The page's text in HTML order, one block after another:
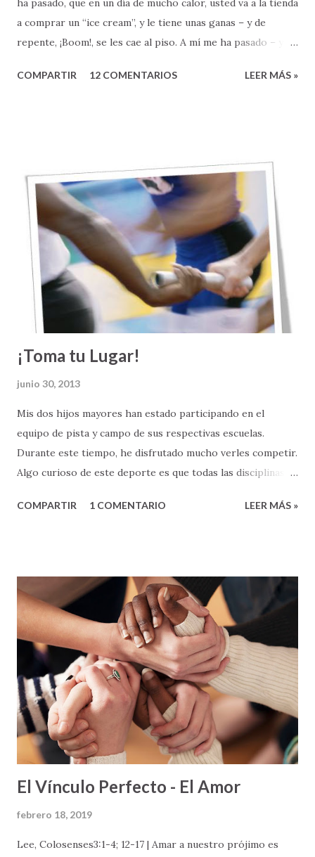
a comprar un “ice cream”, y le tiene unas ganas – y de
repente, ¡Boom!, se les cae al piso. A mí me ha pasado – y
todo en la vida nos saliera bien, ¿verdad? Si nunca
días, como pastor, soy testigo de muchas cosas que no
salen bien. Matrimonios destruidos. Familias fragmentadas.
Sueños que se vienen abajo. Amistades que defraudan.
Personas que se quedan sin empleo. Crisis financieras.
Diagnósticos de enfermedades catastróficas. En la sociedad,
las cosas tampoco andan bien: hay violencia, guerras,
corrupción, injusticas, desigualdad y discriminación.
COMPARTIR 12 COMENTARIOS LEER MÁS »
¡Toma tu Lugar!
junio 30, 2013
Mis dos hijos mayores han estado participando en el
equipo de pista y campo de sus respectivas escuelas.
Durante este tiempo, he disfrutado mucho verles competir.
Algo curioso de este deporte es que todas las disciplinas
exclusivamente de las habilidades y el desempeño de los
buenos sean los corredores, si al trabajar juntos como
equipo, no lo pueden hacer bien – lo más seguro pierden.
Un momento crucial en las carreras de relevo es cuando los
corredores se pasan el batón de uno al otro para continuar
avanzando en la carrera. Si el batón no se pasa bien, el
equipo se atrasa. Si el batón se cae, lo más seguro la
carrera se pierde. Pero, si en el momento del pase de batón
todo sale bien – lo más seguro el fluir de la carrera será
positivo y el equipo tendrá ...
COMPARTIR 1 COMENTARIO LEER MÁS »
El Vínculo Perfecto - El Amor
febrero 18, 2019
Lee, Colosenses3:1-4; 12-17 | Amar a nuestro prójimo es